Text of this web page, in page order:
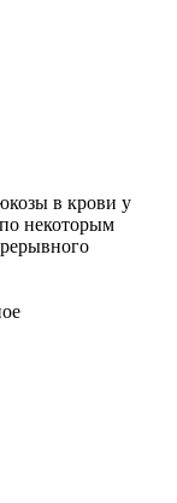
в крови у
некоторым